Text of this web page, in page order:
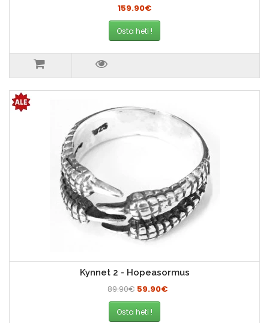
159.90€
Osta heti !
Kynnet 2 - Hopeasormus
89.90€ 59.90€
Osta heti !